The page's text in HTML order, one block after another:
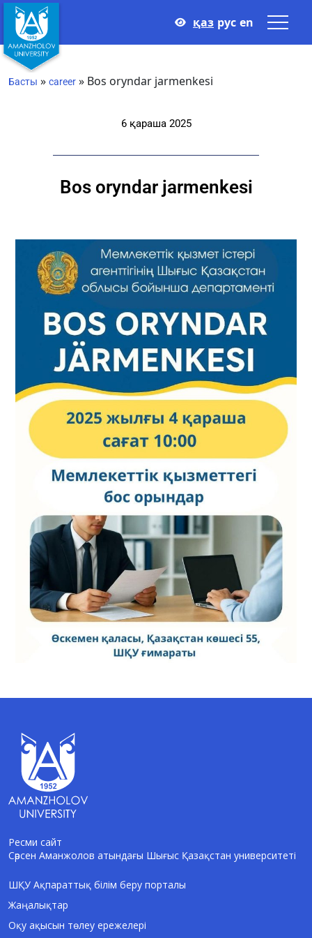
қаз рус en
Басты » career » Bos oryndar jarmenkesi
6 қараша 2025
Bos oryndar jarmenkesi
Ресми сайт
Сәрсен Аманжолов атындағы Шығыс Қазақстан университеті
ШҚУ Ақпараттық білім беру порталы
Жаңалықтар
Оқу ақысын төлеу ережелері
AI-Talapker
Сәлем! Мен AI-Talapker — Сәрсен
Аманжолов атындағы Шығыс Қазақстан
университеті (ШҚУ) көмекшісімін.